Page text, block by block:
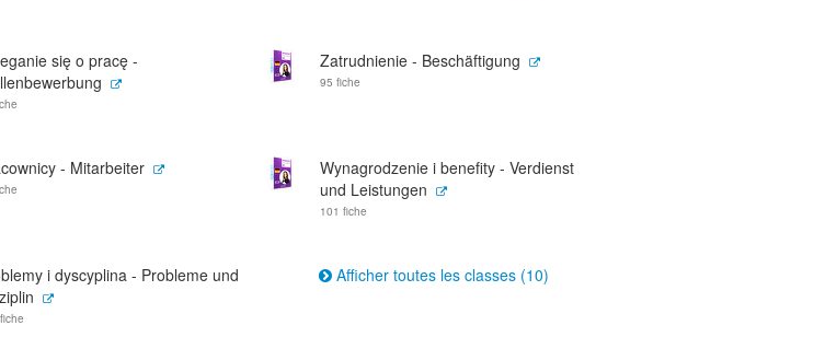
się o pracę -
Zatrudnienie - Beschäftigung
95 fiche
- Mitarbeiter
Wynagrodzenie i benefity - Verdienst
und Leistungen
101 fiche
i dyscyplina - Probleme und
Afficher toutes les classes (10)